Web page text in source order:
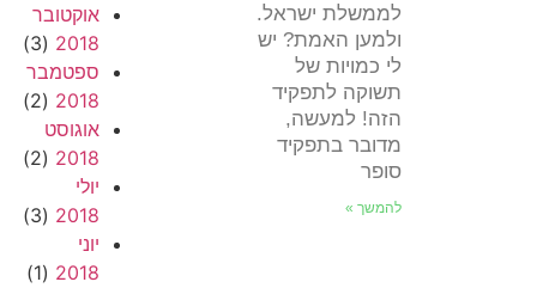
לממשלת ישראל.
ולמען האמת? יש
לי כמויות של
תשוקה לתפקיד
הזה! למעשה,
מדובר בתפקיד
סופר
להמשך »
אוקטובר
2018
(3)
ספטמבר
2018
(2)
אוגוסט
2018
(2)
יולי
2018
(3)
יוני
2018
(1)